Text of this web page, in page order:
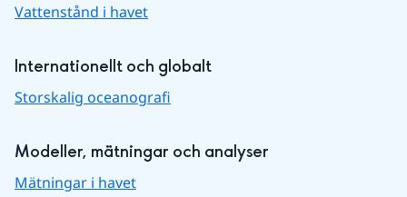
Vattenstånd i havet
Internationellt och globalt
Storskalig oceanografi
Modeller, mätningar och analyser
Mätningar i havet